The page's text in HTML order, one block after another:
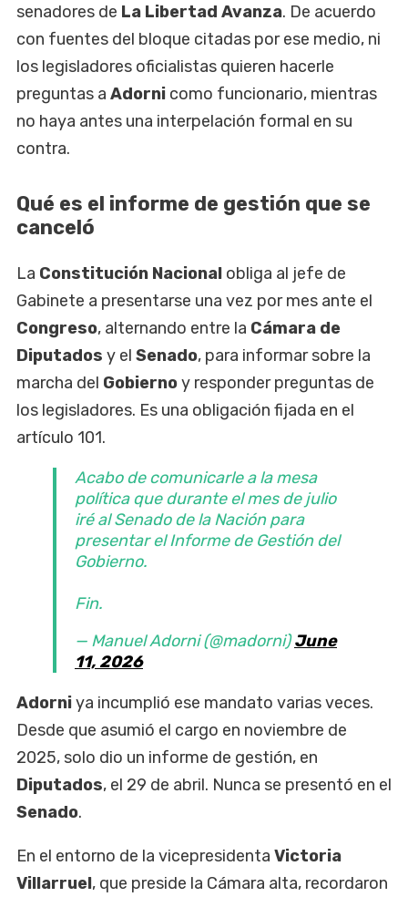
senadores de La Libertad Avanza. De acuerdo
con fuentes del bloque citadas por ese medio, ni
los legisladores oficialistas quieren hacerle
preguntas a Adorni como funcionario, mientras
no haya antes una interpelación formal en su
contra.
Qué es el informe de gestión que se
canceló
La Constitución Nacional obliga al jefe de
Gabinete a presentarse una vez por mes ante el
Congreso, alternando entre la Cámara de
Diputados y el Senado, para informar sobre la
marcha del Gobiernoy responder preguntas de
los legisladores. Es una obligación fijada en el
artículo 101.
Acabo de comunicarle a la mesa
política que durante el mes de julio
iré al Senado de la Nación para
presentar el Informe de Gestión del
Gobierno.
Fin.
— Manuel Adorni (@madorni)June
11, 2026
Adorniya incumplió ese mandato varias veces.
Desde que asumió el cargo en noviembre de
2025, solo dio un informe de gestión, en
Diputados, el 29 de abril. Nunca se presentó en el
Senado.
En el entorno de la vicepresidenta Victoria
Villarruel, que preside la Cámara alta, recordaron